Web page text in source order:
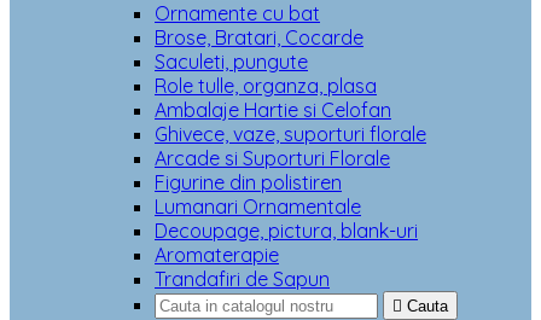
Ornamente cu bat
Brose, Bratari, Cocarde
Saculeti, pungute
Role tulle, organza, plasa
Ambalaje Hartie si Celofan
Ghivece, vaze, suporturi florale
Arcade si Suporturi Florale
Figurine din polistiren
Lumanari Ornamentale
Decoupage, pictura, blank-uri
Aromaterapie
Trandafiri de Sapun
 Cauta